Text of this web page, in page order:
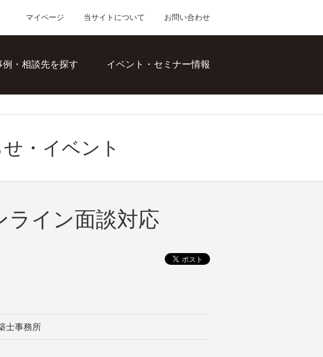
マイページ 当サイトについて お問い合わせ
例・相談先を探す イベント・セミナー情報
・イベント
ライン面談対応
士事務所